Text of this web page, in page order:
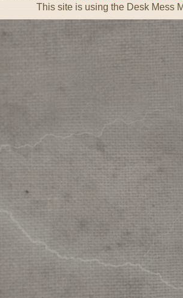
This site is using the Desk Mess